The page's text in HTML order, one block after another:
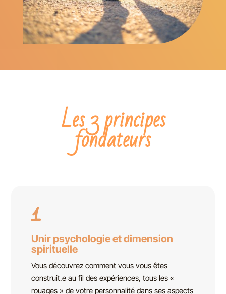
Les 3 principes
fondateurs
1
Unir psychologie et dimension
spirituelle
Vous découvrez comment vous vous êtes
construit.e au fil des expériences, tous les «
rouages » de votre personnalité dans ses aspects